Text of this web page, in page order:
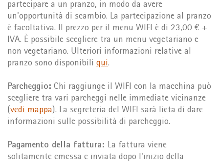
partecipare a un pranzo, in modo da avere
un'opportunità di scambio. La partecipazione al pranzo
è facoltativa. Il prezzo per il menu WIFI è di 23,00 € +
IVA. È possibile scegliere tra un menu vegetariano e
non vegetariano. Ulteriori informazioni relative al
pranzo sono disponibili qui.
Parcheggio: Chi raggiunge il WIFI con la macchina può
scegliere tra vari parcheggi nelle immediate vicinanze
(vedi mappa). La segreteria del WIFI sarà lieta di dare
informazioni sulle possibilità di parcheggio.
Pagamento della fattura: La fattura viene
solitamente emessa e inviata dopo l'inizio della